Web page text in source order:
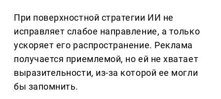
При поверхностной стратегии ИИ не
исправляет слабое направление, а только
ускоряет его распространение. Реклама
получается приемлемой, но ей не хватает
выразительности, из-за которой ее могли
бы запомнить.